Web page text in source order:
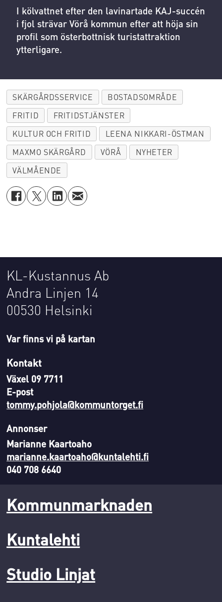
I kölvattnet efter den lavinartade KAJ-succén
i fjol strävar Vörå kommun efter att höja sin
profil som österbottnisk turistattraktion
ytterligare.
SKÄRGÅRDSSERVICE
BOSTADSOMRÅDE
FRITID
FRITIDSTJÄNSTER
KULTUR OCH FRITID
LEENA NIKKARI-ÖSTMAN
MAXMO SKÄRGÅRD
VÖRÅ
NYHETER
VÄLMÅENDE
KL-Kustannus Ab
Andra Linjen 14
00530 Helsinki
Var finns vi på kartan
Kontakt
Växel 09 7711
E-post
tommy.pohjola@kommuntorget.fi
Annonser
Marianne Kaartoaho
marianne.kaartoaho@kuntalehti.fi
040 708 6640
Kommunmarknaden
Kuntalehti
Studio Linjat